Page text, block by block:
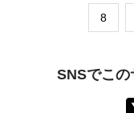
​8
SNSでこの